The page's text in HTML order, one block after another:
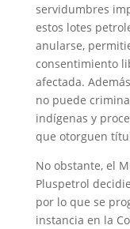
servidumbres
estos lotes
anularse,
consentimiento
afectada.
no puede
indígenas y
que otorguen
No obstante, el
Pluspetrol
por lo que se
instancia en la